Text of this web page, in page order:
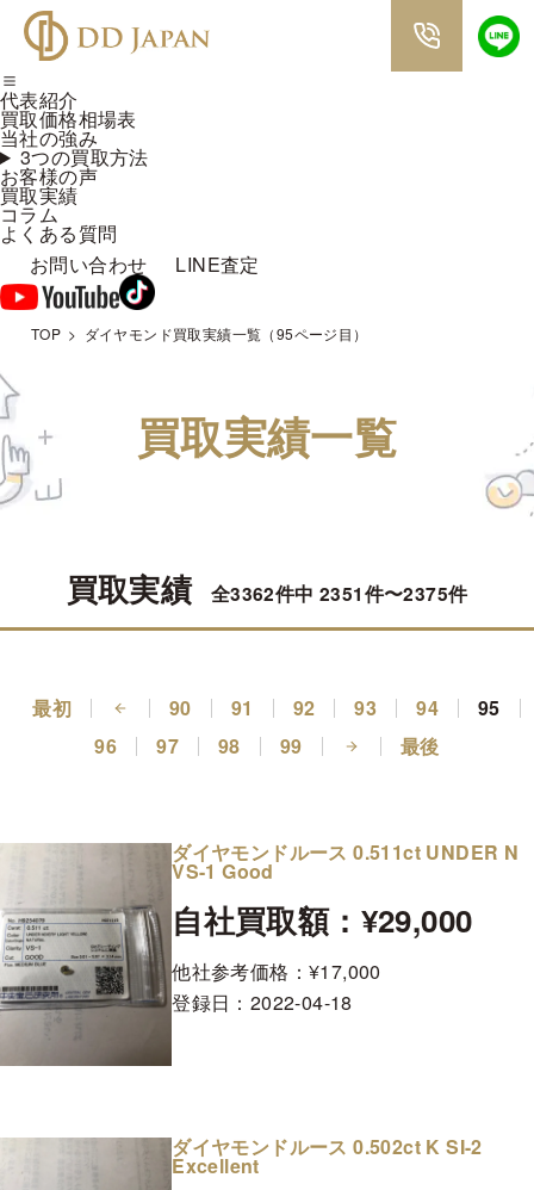
代表紹介
買取価格相場表
当社の強み
3つの買取方法
お客様の声
買取実績
コラム
よくある質問
お問い合わせ
LINE査定
TOP ダイヤモンド買取実績一覧（95ページ目）
買取実績一覧
買取実績 全3362件中 2351件〜2375件
最初 90 91 92 93 94
95
96
97 98 99 最後
ダイヤモンドルース 0.511ct UNDER N
VS-1 Good
自社買取額：¥29,000
他社参考価格：¥17,000
登録日： 2022-04-18
ダイヤモンドルース 0.502ct K SI-2
Excellent